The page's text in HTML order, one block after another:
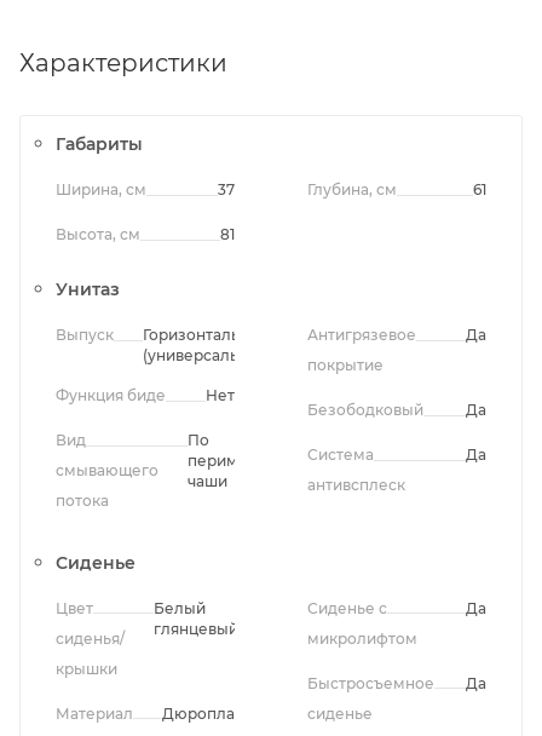
Характеристики
Габариты
Ширина, см 37
Высота, см 81
Глубина, см 61
Унитаз
Выпуск
Горизонтальный
(универсальный)
Функция биде Нет
Вид
смывающего
потока
По
периметру
чаши
Антигрязевое
покрытие
Да
Безободковый Да
Система
антивсплеск
Да
Сиденье
Цвет
сиденья/
крышки
Белый
глянцевый
Материал
Дюропласт
Сиденье с
микролифтом
Да
Быстросъемное
сиденье
Да